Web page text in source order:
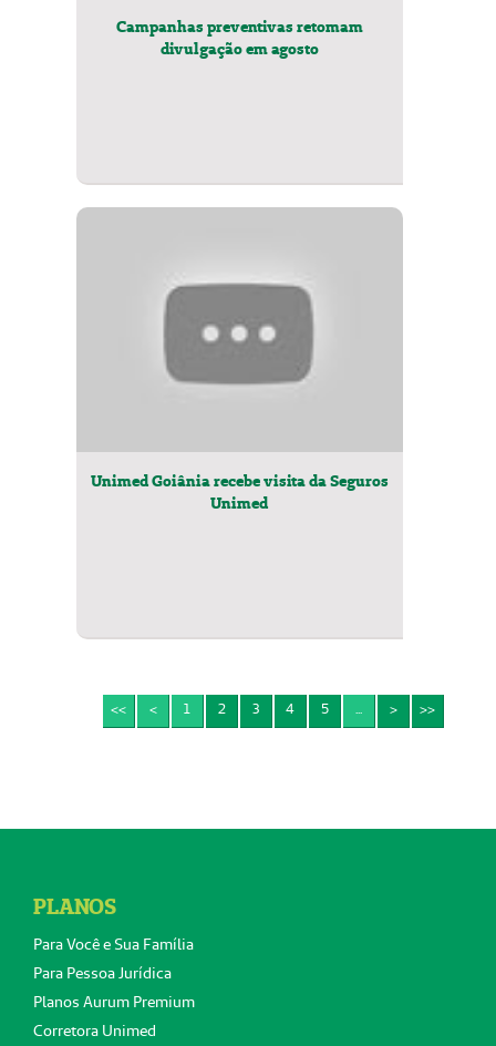
Campanhas preventivas retomam
divulgação em agosto
Unimed Goiânia recebe visita da Seguros
Unimed
<< < 1 2 3 4 5 ... > >>
PLANOS
Para Você e Sua Família
Para Pessoa Jurídica
Planos Aurum Premium
Corretora Unimed